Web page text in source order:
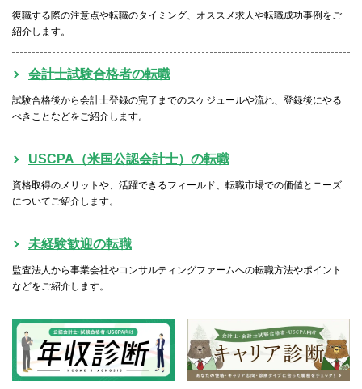
復職する際の注意点や転職のタイミング、オススメ求人や転職成功事例をご
紹介します。
会計士試験合格者の転職
試験合格後から会計士登録の完了までのスケジュールや流れ、登録後にやる
べきことなどをご紹介します。
USCPA（米国公認会計士）の転職
資格取得のメリットや、活躍できるフィールド、転職市場での価値とニーズ
についてご紹介します。
未経験歓迎の転職
監査法人から事業会社やコンサルティングファームへの転職方法やポイント
などをご紹介します。